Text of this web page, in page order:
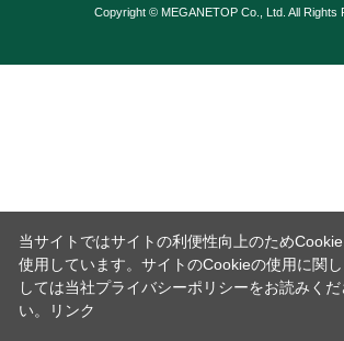
Copyright © MEGANETOP Co., Ltd. All Rights
当サイトではサイトの利便性向上のため
使用しています。サイトのCookieの使用に関し
しては当社プライバシーポリシーをお読みくだ
い。
リンク